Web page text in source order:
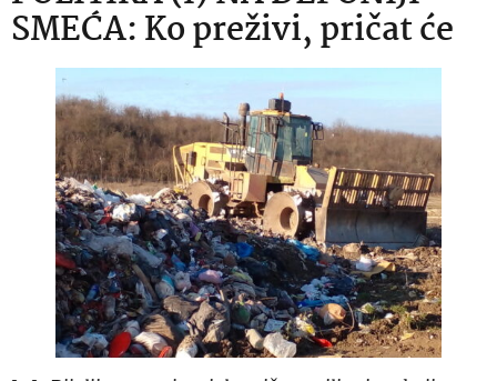
SMEĆA: Ko preživi, pričat će